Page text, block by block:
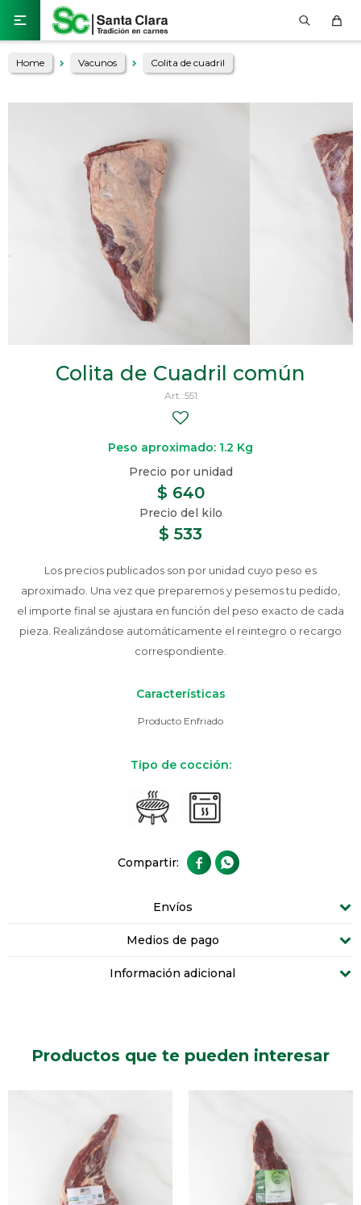

Home Vacunos Colita de cuadril
Colita de Cuadril común
551
Peso aproximado: 1.2 Kg
$ 533
$ 640
Los precios publicados son por unidad cuyo peso es
aproximado. Una vez que preparemos y pesemos tu pedido,
el importe final se ajustara en función del peso exacto de cada
pieza. Realizándose automáticamente el reintegro o recargo
correspondiente.
Características
Producto Enfriado
Tipo de cocción:
 
Envíos
Medios de pago
Información adicional
Productos que te pueden interesar